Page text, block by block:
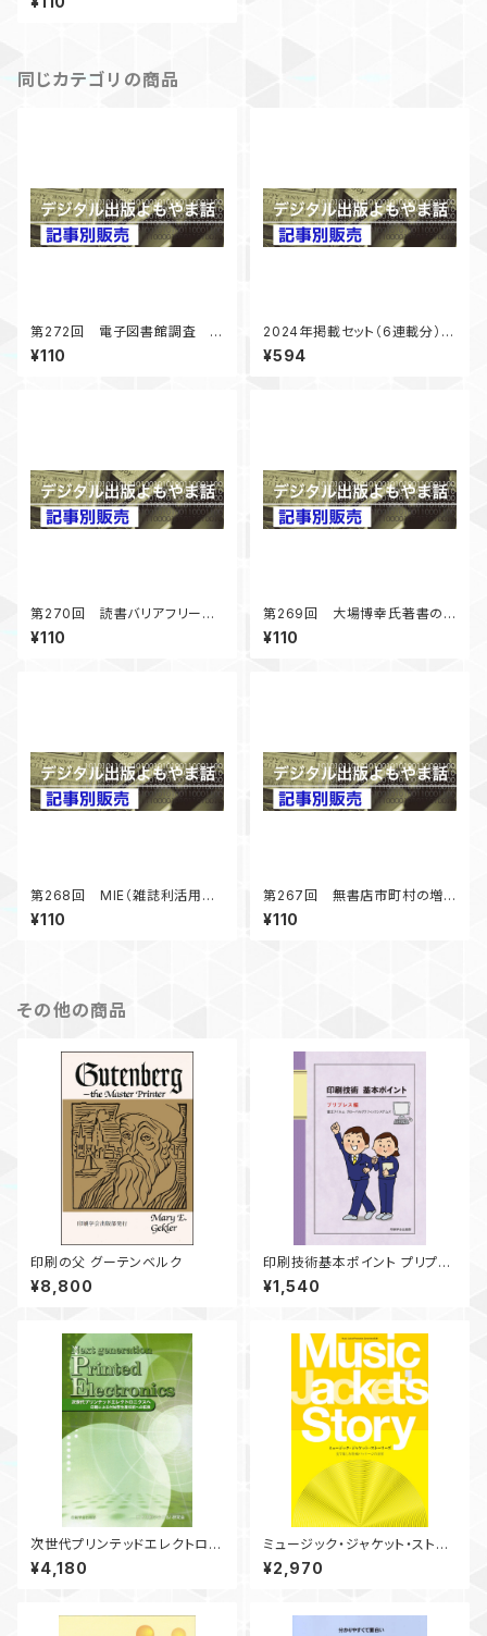
く 「デジタル出版よもやま話」
同じカテゴリの商品
第272回 電子図書館調査 コ
ロナ禍以降の展開 「デジタル
出版よもやま話」 2025年4月
¥110
2024年掲載セット（6連載分）
「デジタル出版よもやま話」
¥594
第270回 読書バリアフリー法
5年経過第二期基本計画準備
中 「デジタル出版よもやま話」
¥110
第269回 大場博幸氏著書の
社会的意義－図書館の書籍市
場への影響－ 「デジタル出版
¥110
第268回 MIE（雑誌利活用教
育）報告 雑誌づくりの効果
「デジタル出版よもやま話」 20
¥110
第267回 無書店市町村の増
加 書店不況下の熱い話題
「デジタル出版よもやま話」 20
¥110
その他の商品
印刷の父 グーテンベルク
¥8,800
印刷技術基本ポイント プリプレ
ス編
¥1,540
次世代プリンテッドエレクトロニ
クスへ ―印刷による付加型生
産技術への転換―
¥4,180
ミュージック・ジャケット・ストー
リーズ ―見て楽しむ特殊パッケ
ージの世界― [ 限定版 ] （特
¥2,970